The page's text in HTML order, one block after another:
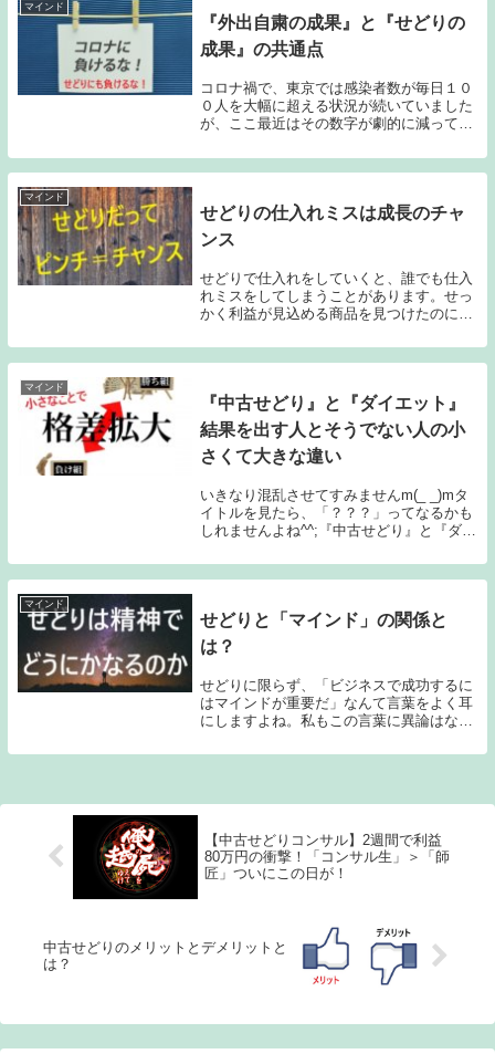
マインド
『外出自粛の成果』と『せどりの
成果』の共通点
コロナ禍で、東京では感染者数が毎日１０
０人を大幅に超える状況が続いていました
が、ここ最近はその数字が劇的に減ってき
頑張った結果の数字なので、不自由ながら
も“やりがい”を感じている人も多いと思い
マインド
せどりの仕入れミスは成長のチャ
ンス
せどりで仕入れをしていくと、誰でも仕入
れミスをしてしまうことがあります。せっ
かく利益が見込める商品を見つけたのに、
商品は出品禁止の商品だった・・・こんな
時、仕入れたお店によっては返品を受け付
マインド
『中古せどり』と『ダイエット』
結果を出す人とそうでない人の小
さくて大きな違い
いきなり混乱させてすみませんm(_ _)mタ
イトルを見たら、「？？？」ってなるかも
しれませんよね^^;『中古せどり』と『ダイ
てお互いがリンクするようなものではない
ですが、これは私自身の経験と、私が関わ
マインド
せどりと「マインド」の関係と
は？
せどりに限らず、「ビジネスで成功するに
はマインドが重要だ」なんて言葉をよく耳
にしますよね。私もこの言葉に異論はない
た最初の段階からマインドが一番重要とは
【中古せどりコンサル】2週間で利益
80万円の衝撃！「コンサル生」＞「師
匠」ついにこの日が！
中古せどりのメリットとデメリットと
は？